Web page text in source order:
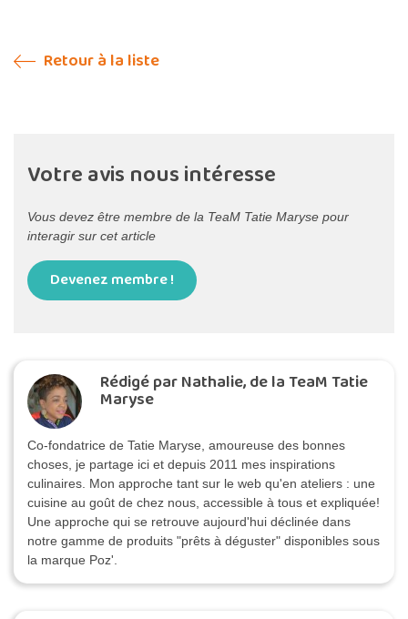
Retour à la liste
Votre avis nous intéresse
Vous devez être membre de la TeaM Tatie Maryse pour
interagir sur cet article
Devenez membre !
Rédigé par Nathalie, de la TeaM Tatie
Maryse
Co-fondatrice de Tatie Maryse, amoureuse des bonnes
choses, je partage ici et depuis 2011 mes inspirations
culinaires. Mon approche tant sur le web qu'en ateliers : une
cuisine au goût de chez nous, accessible à tous et expliquée!
Une approche qui se retrouve aujourd'hui déclinée dans
notre gamme de produits "prêts à déguster" disponibles sous
la marque Poz'.